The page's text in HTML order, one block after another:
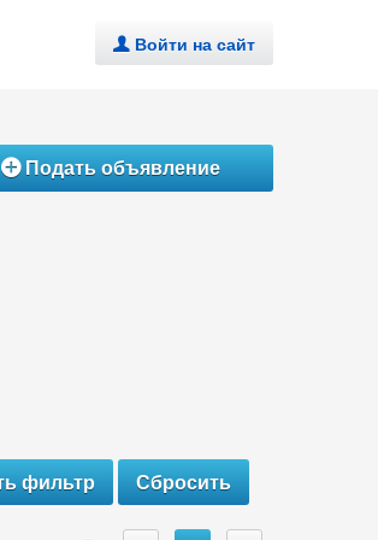
. Войти на сайт
ÁПодать объявление